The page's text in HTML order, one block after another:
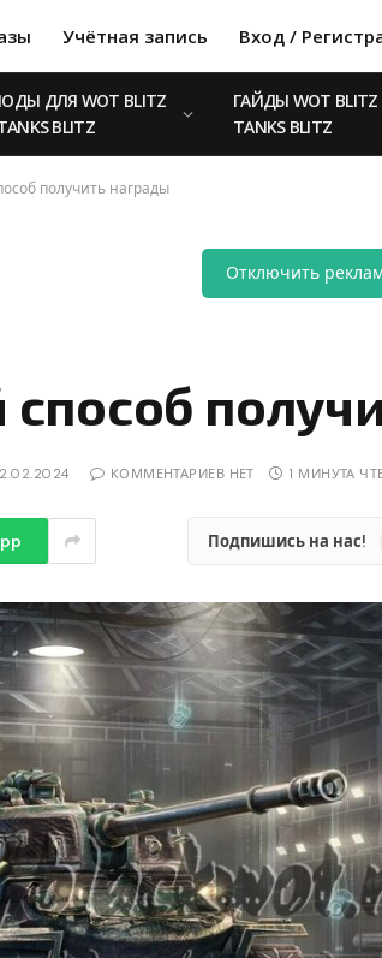
Учётная запись Вход /
ДЛЯ WOT BLITZ
BLITZ
ГАЙДЫ WOT BLITZ
TANKS BLITZ
получить награды
Отключить
КОММЕНТАРИЕВ НЕТ 1 МИНУТА
Подпишись на нас!